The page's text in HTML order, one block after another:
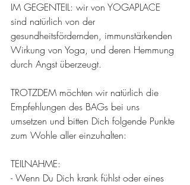
IM GEGENTEIL: wir von YOGAPLACE
sind natürlich von der
gesundheitsfördernden, immunstärkenden
Wirkung von Yoga, und deren Hemmung
durch Angst überzeugt.
TROTZDEM möchten wir natürlich die
Empfehlungen des BAGs bei uns
umsetzen und bitten Dich folgende Punkte
zum Wohle aller einzuhalten:
TEILNAHME:
- Wenn Du Dich krank fühlst oder eines